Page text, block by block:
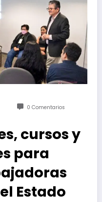
0 Comentarios
cursos y
para
Estado